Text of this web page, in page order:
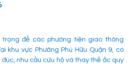
để các phương tiện giao thông
khu vực Phường Phú Hữu Quận 9, có
nhu cầu cứu hộ và thay thế ắc quy